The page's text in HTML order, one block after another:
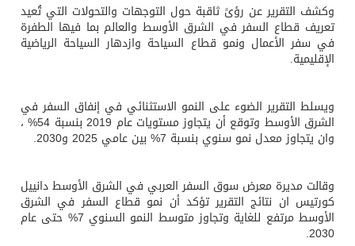
وكشف التقرير عن رؤىً ثاقبة حول التوجهات والتحولات التي تُعيد
تعريف قطاع السفر في الشرق الأوسط والعالم بما فيها الطفرة
في سفر الأعمال ونمو قطاع السياحة وازدهار السياحة الرياضية
الإقليمية.
ويسلط التقرير الضوء على النمو الاستثنائي في إنفاق السفر في
الشرق الأوسط وتوقع أن يتجاوز مستويات عام 2019 بنسبة 54% ،
وان يتجاوز معدل نمو سنوي بنسبة 7% بين عامي 2025 و2030.
وقالت مديرة معرض سوق السفر العربي في الشرق الأوسط دانييل
كورتيس ان نتائج التقرير تؤكد أن نمو قطاع السفر في الشرق
الأوسط مرتفع للغاية وتجاوز متوسط النمو السنوي 7% حتى عام
2030.